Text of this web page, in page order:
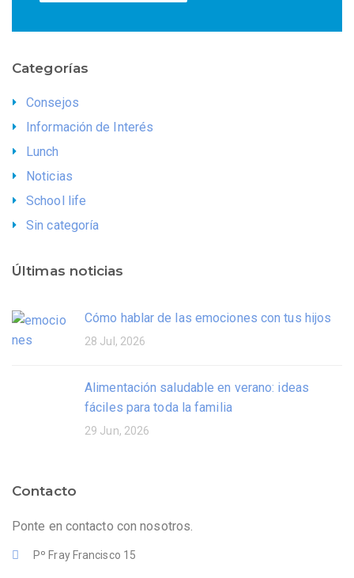
Categorías
Consejos
Información de Interés
Lunch
Noticias
School life
Sin categoría
Últimas noticias
Cómo hablar de las emociones con tus hijos
28 Jul, 2026
Alimentación saludable en verano: ideas
fáciles para toda la familia
29 Jun, 2026
Contacto
Ponte en contacto con nosotros.
Pº Fray Francisco 15